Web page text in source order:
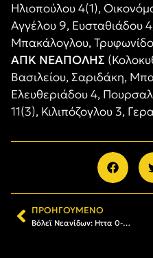
Ηλιοπούλου 4(1),
Αγγέλου 9, Ευσταθιάδου
Μπακάλογλου,
ΑΠΚ ΝΕΑΠΟΛΗΣ
Βασιλείου, Σαριδάκη,
Ελευθεριάδου 4,
11(3), Κιλιπόζογλου 3,
ΠΡΟΗΓΟΎΜΕΝΟ
Βόλεϊ Νεανίδων: Hττα 0-3 από την Ακαδημία ΔΕΚΑ και αποκλεισμός